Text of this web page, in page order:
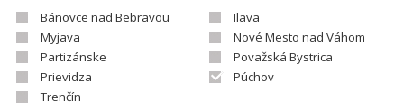
Bánovce nad Bebravou
Ilava
Myjava
Nové Mesto nad Váhom
Partizánske
Považská Bystrica
Prievidza
Púchov
Trenčín